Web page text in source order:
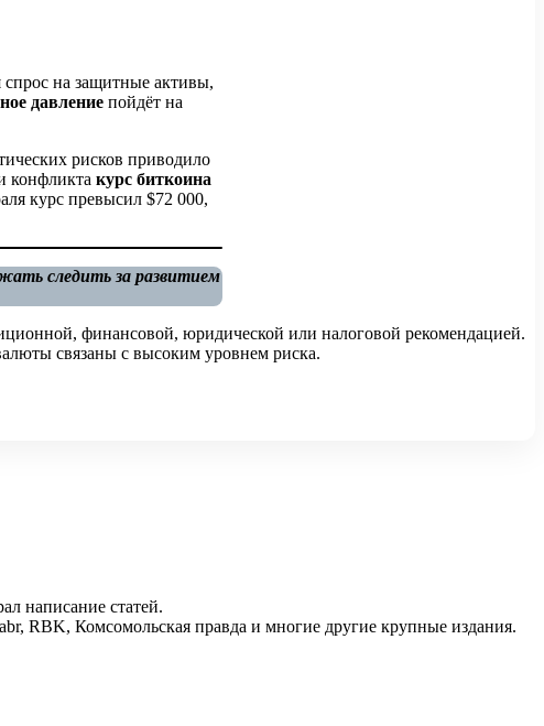
спрос на защитные активы,
давление пойдёт на
рисков приводило
конфликта курс биткоина
курс превысил $72 000,
следить за развитием
финансовой, юридической или налоговой рекомендацией.
связаны с высоким уровнем риска.
написание статей.
RBK, Комсомольская правда и многие другие крупные издания.